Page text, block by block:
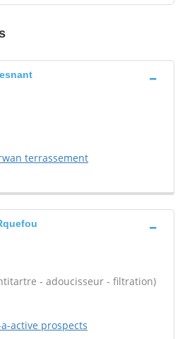
terrassement
- adoucisseur - filtration)
active prospects